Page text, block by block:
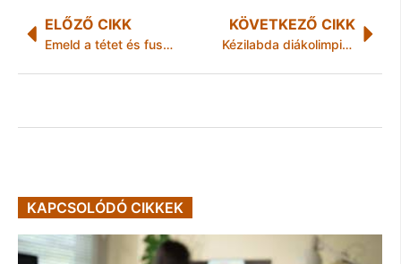
ELŐZŐ CIKK
Emeld a tétet és fuss egy jó ügy érdekében
KÖVETKEZŐ CIKK
Kézilabda diákolimpia országos döntő, borsodiakkal
KAPCSOLÓDÓ CIKKEK